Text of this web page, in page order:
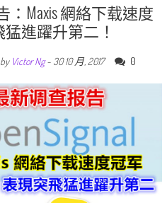
：Maxis 網絡下载速度
猛進躍升第二！
by Victor Ng- 30 10 月, 2017 0